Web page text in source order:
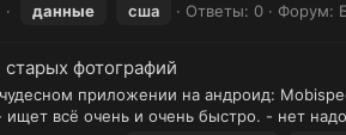
данные сша Ответы: 0 Форум:
фотографий
приложении на андроид:
всё очень и очень быстро. - нет